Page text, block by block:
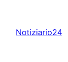
content
Notiziario24